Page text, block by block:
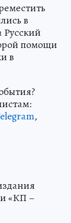
в
Русский
помощи
в
,
«КП –